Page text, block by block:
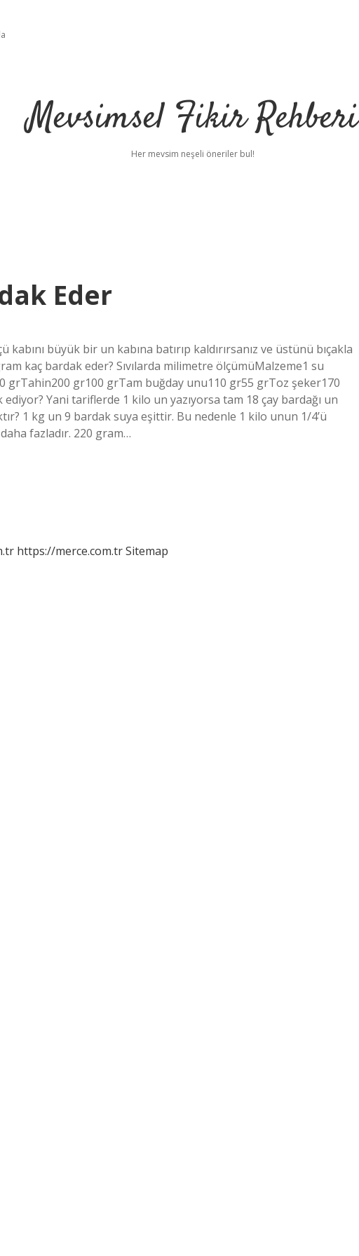
Mevsimsel Fikir Rehberi
Her mevsim neşeli öneriler bul!
Eder
kabını büyük bir un kabına batırıp kaldırırsanız ve üstünü bıçakla
kaç bardak eder? Sıvılarda milimetre ölçümüMalzeme1 su
grTahin200 gr100 grTam buğday unu110 gr55 grToz şeker170
Yani tariflerde 1 kilo un yazıyorsa tam 18 çay bardağı un
1 kg un 9 bardak suya eşittir. Bu nedenle 1 kilo unun 1/4’ü
fazladır. 220 gram…
https://merce.com.trSitemap